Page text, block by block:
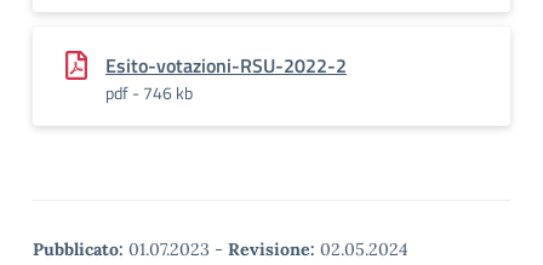
Esito-votazioni-RSU-2022-2
pdf - 746 kb
Pubblicato: 01.07.2023 - Revisione: 02.05.2024